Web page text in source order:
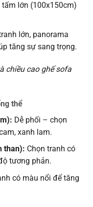
tấm lớn (100x150cm)
lớn, panorama
tăng sự sang trọng.
chiều cao ghế sofa
thể
Dễ phối – chọn
xanh lam.
than): Chọn tranh có
tương phản.
có màu nổi để tăng